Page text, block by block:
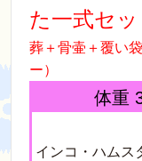
た一式セ
葬＋骨壷＋覆い
ー）
体重
インコ・ハムス